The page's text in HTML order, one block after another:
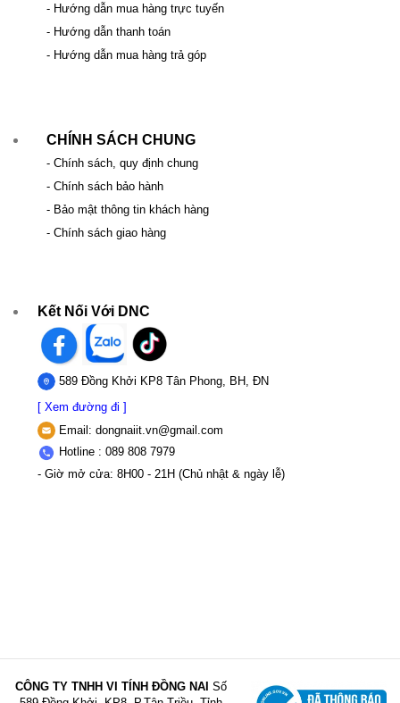
- Hướng dẫn mua hàng trực tuyến
- Hướng dẫn thanh toán
- Hướng dẫn mua hàng trả góp
CHÍNH SÁCH CHUNG
- Chính sách, quy định chung
- Chính sách bảo hành
- Bảo mật thông tin khách hàng
- Chính sách giao hàng
Kết Nối Với DNC
589 Đồng Khởi KP8 Tân Phong, BH, ĐN
[ Xem đường đi ]
Email: dongnaiit.vn@gmail.com
Hotline : 089 808 7979
- Giờ mở cửa: 8H00 - 21H (Chủ nhật & ngày lễ)
CÔNG TY TNHH VI TÍNH ĐỒNG NAI Số